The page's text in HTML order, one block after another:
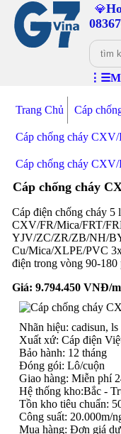
💎
Trang Chủ Cáp
Cáp chống cháy
Cáp chống cháy
Cáp chống cháy
Cáp điện chống cháy 5
CXV/FR/Mica/FRT/
YJV/ZC/ZR/ZB/NH/
Cu/Mica/XLPE/PVC
điện trong vòng 90-180
Giá: 9.794.450VNĐ/m
Nhãn hiệu: cadisun,
Xuất xứ: Cáp điện
Bảo hành: 12 tháng
Đóng gói: Lô/cuộn
Giao hàng: Miễn phí
Hệ thống kho:Bắc -
Tồn kho tiêu chuẩn:
Công suất: 20.000m/
Mua hàng: Đơn giá